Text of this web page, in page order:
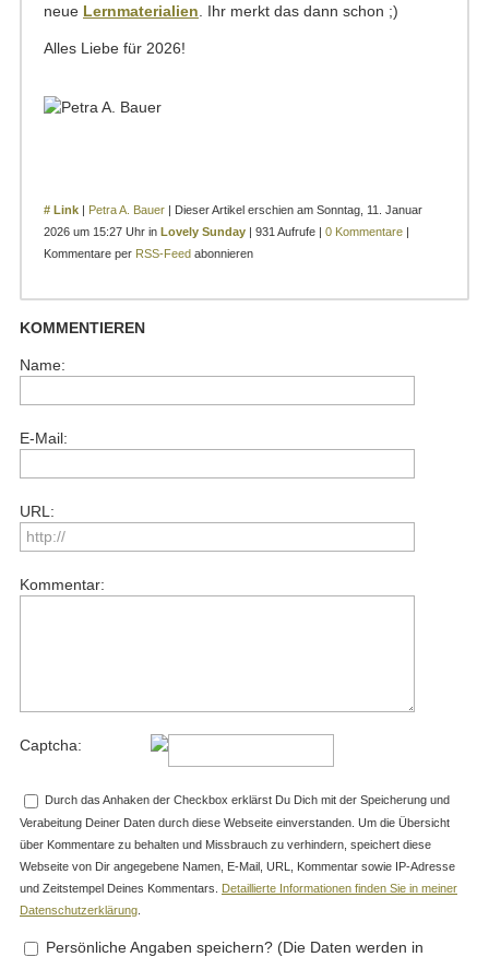
neue Lernmaterialien . Ihr merkt das dann schon ;)
Alles Liebe für 2026!
# Link | Petra A. Bauer | Dieser Artikel erschien am Sonntag, 11. Januar
2026 um 15:27 Uhr in Lovely Sunday | 931 Aufrufe | 0 Kommentare |
Kommentare per RSS-Feed abonnieren
KOMMENTIEREN
Name:
E-Mail:
URL:
Kommentar:
Captcha:
Durch das Anhaken der Checkbox erklärst Du Dich mit der Speicherung und
Verabeitung Deiner Daten durch diese Webseite einverstanden. Um die Übersicht
über Kommentare zu behalten und Missbrauch zu verhindern, speichert diese
Webseite von Dir angegebene Namen, E-Mail, URL, Kommentar sowie IP-Adresse
und Zeitstempel Deines Kommentars. Detaillierte Informationen finden Sie in meiner
Datenschutzerklärung
Persönliche Angaben speichern? (Die Daten werden in